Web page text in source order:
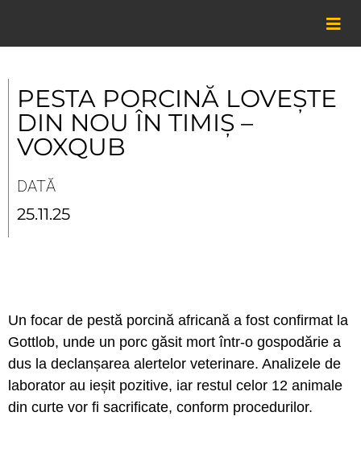
content
PESTA PORCINĂ LOVEȘTE
DIN NOU ÎN TIMIȘ –
VOXQUB
DATĂ
25.11.25
Un focar de pestă porcină africană a fost confirmat la
Gottlob, unde un porc găsit mort într-o gospodărie a
dus la declanșarea alertelor veterinare. Analizele de
laborator au ieșit pozitive, iar restul celor 12 animale
din curte vor fi sacrificate, conform procedurilor.